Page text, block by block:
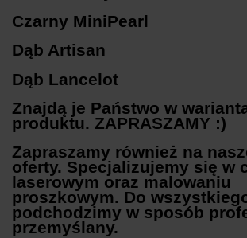
Czarny MiniPearl
Dąb Artisan
Dąb Lancelot
Znajdą je Państwo w
produktu. ZAPRASZAMY :)
Zapraszamy również na
oferty. Specjalizujemy się w
laserowym oraz malowaniu
proszkowym. Do
podchodzimy w sposób
przemyślany.